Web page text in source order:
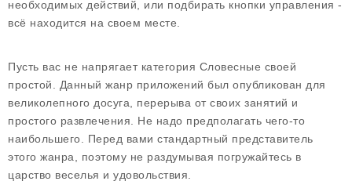
необходимых действий, или подбирать кнопки управления -
всё находится на своем месте.
Пусть вас не напрягает категория Словесные своей
простой. Данный жанр приложений был опубликован для
великолепного досуга, перерыва от своих занятий и
простого развлечения. Не надо предполагать чего-то
наибольшего. Перед вами стандартный представитель
этого жанра, поэтому не раздумывая погружайтесь в
царство веселья и удовольствия.